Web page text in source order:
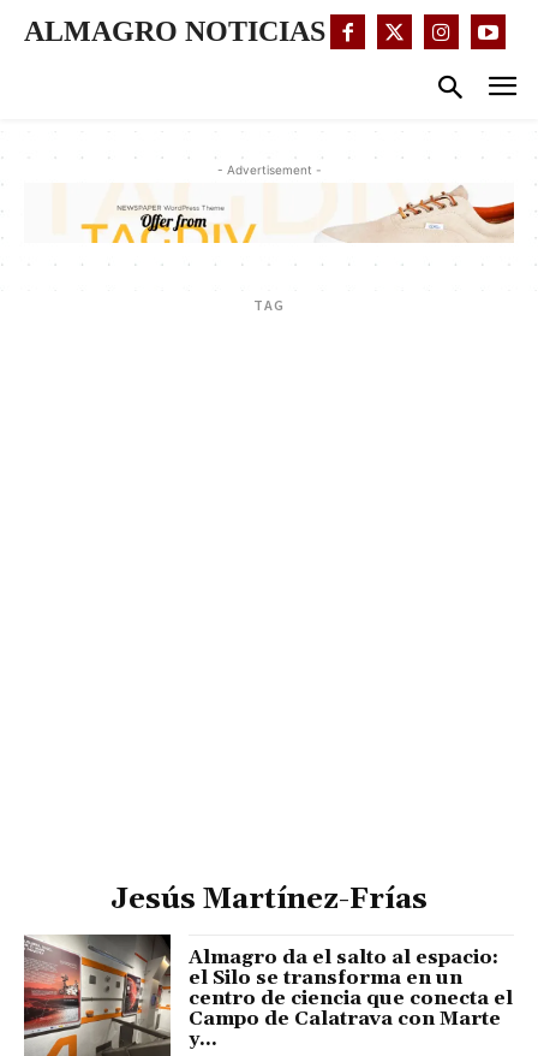
ALMAGRO NOTICIAS
- Advertisement -
TAG
Jesús Martínez-Frías
Almagro da el salto al espacio:
el Silo se transforma en un
centro de ciencia que conecta el
Campo de Calatrava con Marte
y...